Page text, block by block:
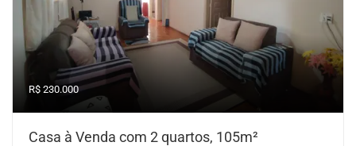
R$ 230.000
Casa à Venda com 2 quartos, 105m²